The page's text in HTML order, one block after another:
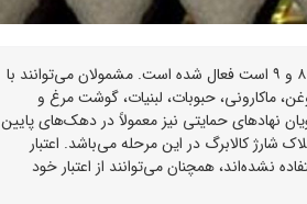
از امروز (یکشنبه ۲۴ خرداد ۱۴۰۵) کالابرگ سرپرستان خانوارهایی که رقم انتهایی کد ملی آنها ۷، ۸ و ۹ است فعال شده است. مشمولان می‌توانند با
ماکارونی، حبوبات، لبنیات، گوشت مرغ و
نهادهای حمایتی نیز معمولاً در دهک‌های پایین
انتهایی (آخرین رقم) ملاک شارژ کالابرگ در این مرحله می‌باشد. اعتبار
نشده‌اند، همچنان می‌توانند از اعتبار خود